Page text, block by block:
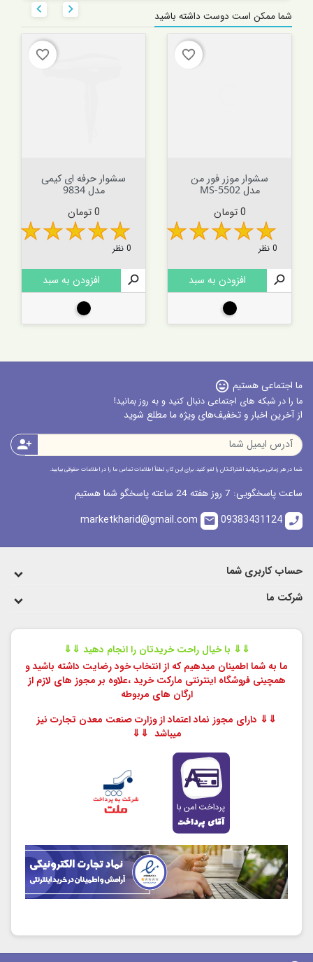
شما ممکن است دوست داشته باشید 
favorite_border
سشوار موزر فور من
مدل MS-5502
قیمت
0 تومان
0 نظر

افزودن به سبد
مشکی
favorite_border
سشوار حرفه ای کیمی
مدل 9834
قیمت
0 تومان
0 نظر

افزودن به سبد
مشکی

ما اجتماعی هستیم sentiment_very_satisfied
ما را در شبکه های اجتماعی دنبال کنید و به روز بمانید!
از آخرین اخبار و تخفیف‌های ویژه ما مطلع شوید
person_add
شما در هر زمانی می‌توانید اشتراک‌تان را لغو کنید. برای این کار، لطفاً اطلاعات تماس ما را در اطلاعات حقوقی بیابید.
ساعت پاسخگویی: 7 روز هفته 24 ساعته پاسخگو شما هستیم
call
09383431124
email
حساب کاربری شما
شرکت ما
⇓⇓ با خیال راحت خریدتان را انجام دهید ⇓⇓
ما به شما اطمینان میدهیم که از انتخاب خود رضایت داشته باشید و
همچینی فروشگاه اینترنتی مارکت خرید ،علاوه بر مجوز های لازم از
ارگان های مربوطه
⇓⇓ دارای مجوز نماد اعتماد از وزارت صنعت معدن تجارت نیز
میباشد ⇓⇓